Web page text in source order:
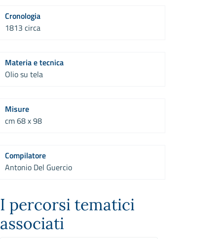
Cronologia
1813 circa
Materia e tecnica
Olio su tela
Misure
cm 68 x 98
Compilatore
Antonio Del Guercio
I percorsi tematici
associati